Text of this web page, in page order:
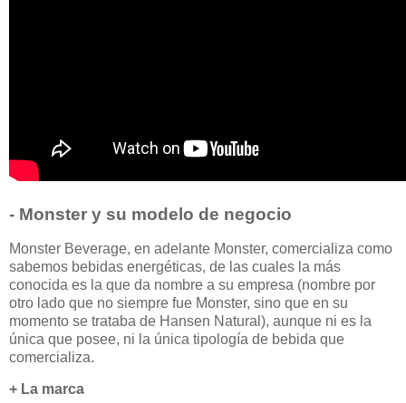
- Monster y su modelo de negocio
Monster Beverage, en adelante Monster, comercializa como
sabemos bebidas energéticas, de las cuales la más
conocida es la que da nombre a su empresa (nombre por
otro lado que no siempre fue Monster, sino que en su
momento se trataba de Hansen Natural), aunque ni es la
única que posee, ni la única tipología de bebida que
comercializa.
+ La marca